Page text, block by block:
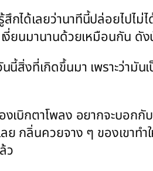
กได้เลยว่านาทีนี้ปล่อยไปไ
ยนมานานด้วยเหมือนกัน ดั
สิ่งที่เกิดขึ้นมา เพราะว่ามั
เบิกตาโพลง อยากจะบอก
กลิ่นควยจาง ๆ ของเขาท
ว